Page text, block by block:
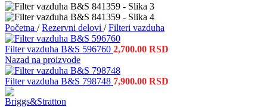
Početna / Rezervni delovi / Filteri vazduha
Filter vazduha B&S 596760 2,700.00 RSD
Nazad na proizvode
Filter vazduha B&S 798748 7,900.00 RSD